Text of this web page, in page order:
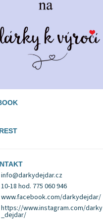
info@darkydejdar.cz
10-18 hod. 775 060 946
www.facebook.com/darkydejdar/
https://www.instagram.com/darky
_dejdar/